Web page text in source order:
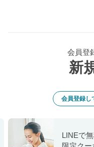
会員登
新
会員登録し
LINEで